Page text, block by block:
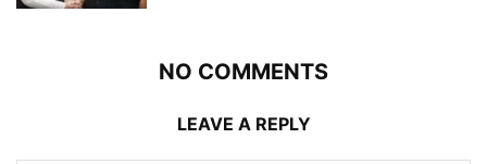
NO COMMENTS
LEAVE A REPLY